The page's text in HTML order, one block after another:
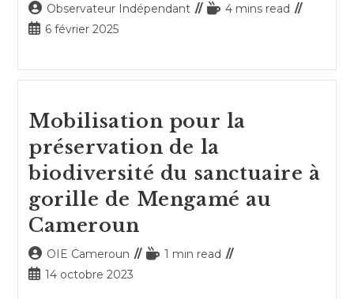
Auteur/autrice
de
Observateur Indépendant
Temps4 mins read
Publication
6 février 2025
Mobilisation pour la
préservation de la
biodiversité du sanctuaire à
gorille de Mengamé au
Cameroun
Auteur/autrice
de
OIE Cameroun
Temps1 min read
Publication
14 octobre 2023